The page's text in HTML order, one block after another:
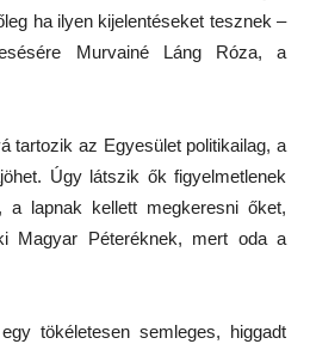
ha ilyen kijelentéseket tesznek –
Murvainé Láng Róza, a
tartozik az Egyesület politikailag, a
Úgy látszik ők figyelmetlenek
a lapnak kellett megkeresni őket,
Magyar Péteréknek, mert oda a
tökéletesen semleges, higgadt